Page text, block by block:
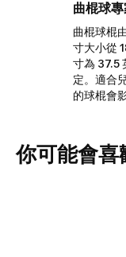
曲棍球
曲棍球棍
寸大小從
寸為 37.5
定。適合
的球棍會
你可能會喜